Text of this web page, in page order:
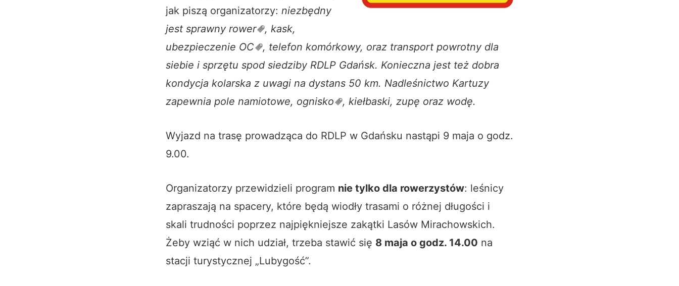
jak piszą organizatorzy: niezbędny
jest sprawny rower
, kask,
ubezpieczenie OC
, telefon komórkowy, oraz transport powrotny dla
siebie i sprzętu spod siedziby RDLP Gdańsk. Konieczna jest też dobra
kondycja kolarska z uwagi na dystans 50 km. Nadleśnictwo Kartuzy
zapewnia pole namiotowe, ognisko , kiełbaski, zupę oraz wodę.
Wyjazd na trasę prowadząca do RDLP w Gdańsku nastąpi 9 maja o godz.
9.00.
Organizatorzy przewidzieli program nie tylko dla rowerzystów: leśnicy
zapraszają na spacery, które będą wiodły trasami o różnej długości i
skali trudności poprzez najpiękniejsze zakątki Lasów Mirachowskich.
Żeby wziąć w nich udział, trzeba stawić się 8 maja o godz. 14.00 na
stacji turystycznej „Lubygość”.